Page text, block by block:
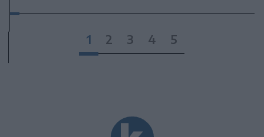
1 2 3 4 5